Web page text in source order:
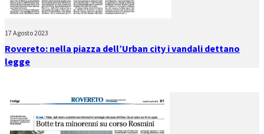
17 Agosto 2023
Rovereto: nella piazza dell’Urban city i vandali dettano
legge